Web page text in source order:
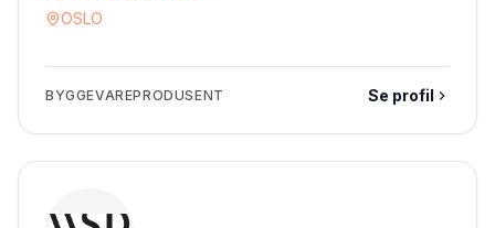
OSLO
BYGGEVAREPRODUSENT Se profil